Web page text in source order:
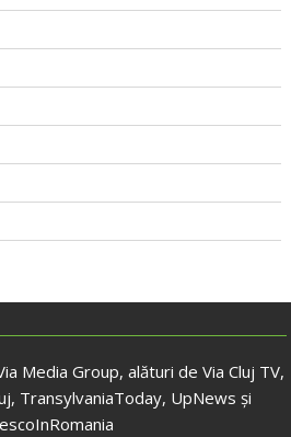
Media Group, alături de Via Cluj TV,
TransylvaniaToday, UpNews și